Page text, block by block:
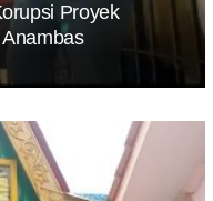
Proyek